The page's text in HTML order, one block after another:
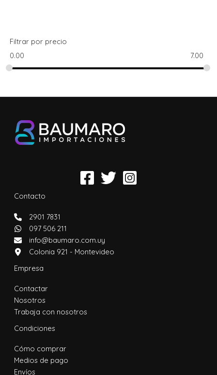
Filtrar por precio
0.00
7.00
Contacto
2901 7831
097 506 211
info@baumaro.com.uy
Colonia 921 - Montevideo
Empresa
Contactar
Nosotros
Trabaja con nosotros
Condiciones
Cómo comprar
Medios de pago
Envíos